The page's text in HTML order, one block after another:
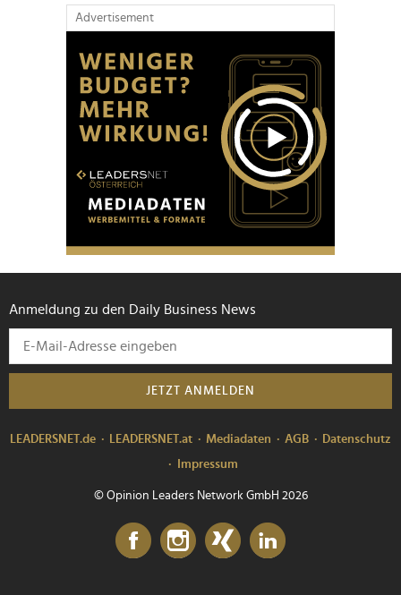
Advertisement
Anmeldung zu den Daily Business News
JETZT ANMELDEN
LEADERSNET.de LEADERSNET.at Mediadaten AGB
Datenschutz
Impressum
© Opinion Leaders Network GmbH 2026